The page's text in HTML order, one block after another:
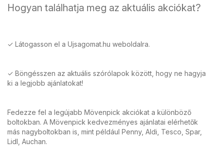
Hogyan találhatja meg az aktuális akciókat?
✓ Látogasson el a Ujsagomat.hu weboldalra.
✓ Böngésszen az aktuális szórólapok között, hogy ne hagyja
ki a legjobb ajánlatokat!
Fedezze fel a legújabb Mövenpick akciókat a különböző
boltokban. A Mövenpick kedvezményes ajánlatai elérhetők
más nagyboltokban is, mint például Penny, Aldi, Tesco, Spar,
Lidl, Auchan.